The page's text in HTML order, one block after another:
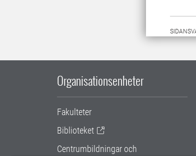
Organisationsenheter
Fakulteter
Biblioteket
Centrumbildningar och